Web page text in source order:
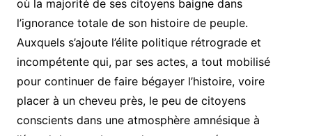
où la majorité de ses citoyens baigne dans
l’ignorance totale de son histoire de peuple.
Auxquels s’ajoute l’élite politique rétrograde et
incompétente qui, par ses actes, a tout mobilisé
pour continuer de faire bégayer l’histoire, voire
placer à un cheveu près, le peu de citoyens
conscients dans une atmosphère amnésique à